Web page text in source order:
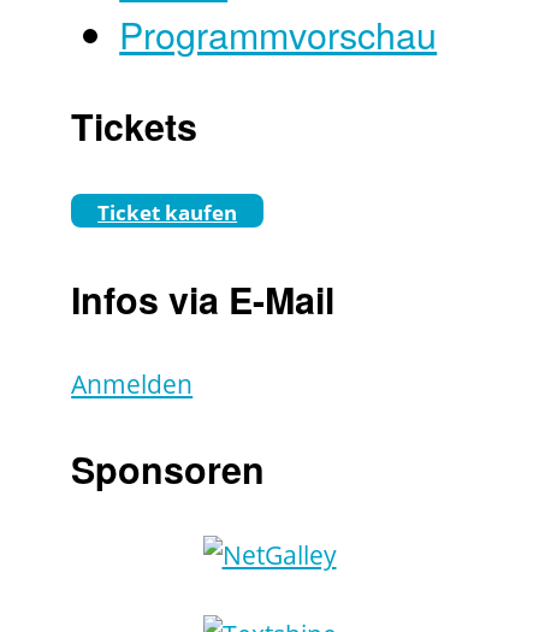
Programmvorschau
Tickets
Ticket kaufen
Infos via E-Mail
Anmelden
Sponsoren